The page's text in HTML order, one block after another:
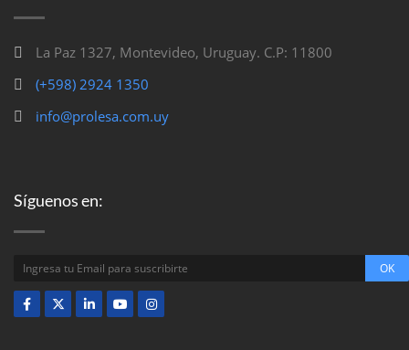
La Paz 1327, Montevideo, Uruguay. C.P: 11800
(+598) 2924 1350
info@prolesa.com.uy
Síguenos en: